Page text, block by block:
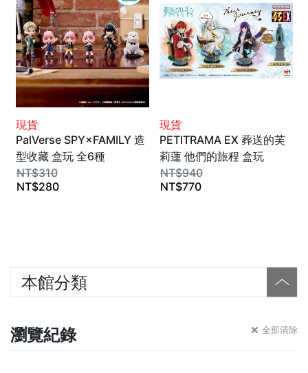
本館分類
瀏覽紀錄 全部清除
現貨
PalVerse SPY×FAMILY 造
型收藏 盒玩 全6種
Bushiroad Creative
NT$310
NT$280
現貨
PETITRAMA EX 葬送的芙
莉蓮 他們的旅程 盒玩
MegaHouse
NT$940
NT$770